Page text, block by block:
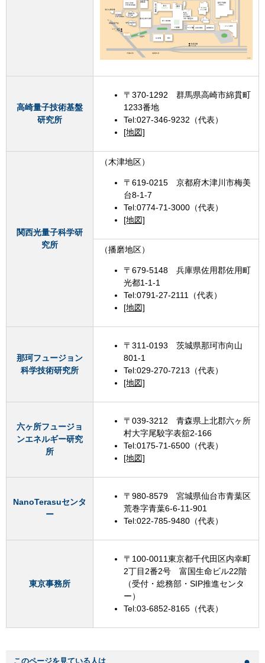
高崎量子技術基盤
研究所
〒370-1292 群馬県高崎市綿貫町
1233番地
Tel:027-346-9232（代表）
[地図]
関西光量子科学研
究所
（木津地区）
〒619-0215 京都府木津川市梅美
台8-1-7
Tel:0774-71-3000（代表）
[地図]
（播磨地区）
〒679-5148 兵庫県佐用郡佐用町
光都1-1-1
Tel:0791-27-2111（代表）
[地図]
那珂フュージョン
科学技術研究所
〒311-0193 茨城県那珂市向山
801-1
Tel:029-270-7213（代表）
[地図]
六ヶ所フュージョ
ンエネルギー研究
所
〒039-3212 青森県上北郡六ヶ所
村大字尾駮字表舘2-166
Tel:0175-71-6500（代表）
[地図]
NanoTerasuセンタ
ー​
〒980-8579 宮城県仙台市青葉区
荒巻字青葉6-6-11-901
Tel:022-785-9480（代表）
東京事務所
〒100-0011東京都千代田区内幸町
2丁目2番2号 富国生命ビル22階
（受付・総務部・SIP推進センタ
ー）
Tel:03-6852-8165（代表）
このページを見ている人は